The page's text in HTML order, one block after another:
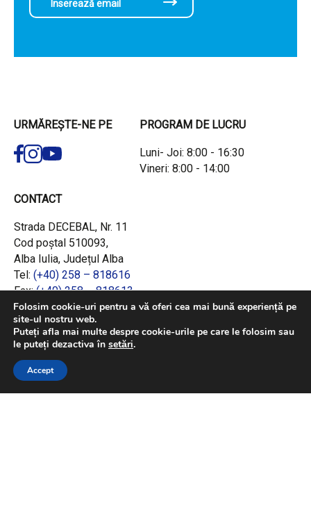
URMĂREȘTE-NE PE PROGRAM DE LUCRU
Luni- Joi: 8:00 - 16:30
Vineri: 8:00 - 14:00
CONTACT
Strada DECEBAL, Nr. 11
Cod poștal 510093,
Alba Iulia, Județul Alba
Tel: (+40) 258 – 818616
Fax:(+40) 258 – 818613
Email:office@adrcentru.ro
LINK-URI RAPIDE
Consiliul European
Jurnalul Oficial al Uniunii Europene
Folosim cookie-uri pentru a vă oferi cea mai bună experiență pe
site-ul nostru web.
Puteți afla mai multe despre cookie-urile pe care le folosim sau
le puteți dezactiva în setări.
Accept